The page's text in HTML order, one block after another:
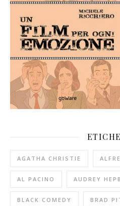
AGATHA CHRISTIE
AL PACINO AUDREY
BLACK COMEDY BRAD